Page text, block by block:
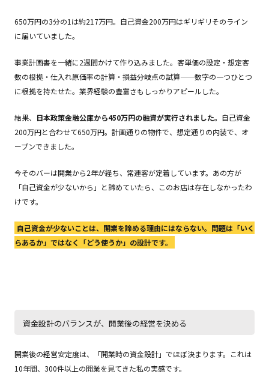
650万円の3分の1は約217万円。自己資金200万円はギリギリそのライン
に届いていました。
事業計画書を一緒に2週間かけて作り込みました。客単価の設定・想定客
数の根拠・仕入れ原価率の計算・損益分岐点の試算——数字の一つひとつ
に根拠を持たせた。業界経験の豊富さもしっかりアピールした。
結果、 日本政策金融公庫から450万円の融資が実行されました。 自己資金
200万円と合わせて650万円。計画通りの物件で、想定通りの内装で、オ
ープンできました。
今そのバーは開業から2年が経ち、常連客が定着しています。あの方が
「自己資金が少ないから」と諦めていたら、このお店は存在しなかったわ
けです。
自己資金が少ないことは、開業を諦める理由にはならない。問題は「いく
らあるか」ではなく「どう使うか」の設計です。
資金設計のバランスが、開業後の経営を決める
開業後の経営安定度は、「開業時の資金設計」でほぼ決まります。これは
10年間、300件以上の開業を見てきた私の実感です。